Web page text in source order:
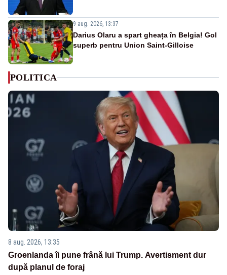
9 aug. 2026, 13:37
Darius Olaru a spart gheața în Belgia! Gol
superb pentru Union Saint-Gilloise
POLITICA
8 aug. 2026, 13:35
Groenlanda îi pune frână lui Trump. Avertisment dur
după planul de foraj